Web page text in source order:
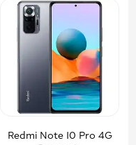
Redmi Note 10 Pro 4G